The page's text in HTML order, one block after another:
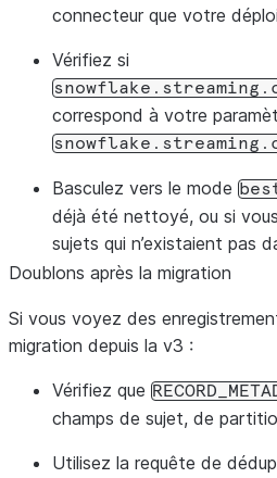
connecteur que votre
Vérifiez si
correspond à votre
Basculez vers le mode
déjà été nettoyé, ou si
sujets qui n’existaient pas
Doublons après la migration
Si vous voyez des
migration depuis la v3 :
Vérifiez que
champs de sujet, de
Utilisez la requête de